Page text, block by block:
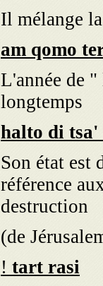
Il mélange
L'année de
longtemps
halto di tsa'
Son état est
référence
destruction
de
tart rasi
!